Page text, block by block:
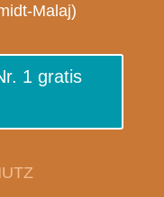
Malaj)
1 gratis